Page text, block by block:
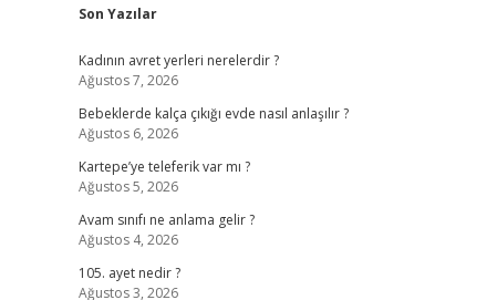
Sidebar
Son Yazılar
Kadının avret yerleri nerelerdir ?
Ağustos 7, 2026
Bebeklerde kalça çıkığı evde nasıl anlaşılır ?
Ağustos 6, 2026
Kartepe’ye teleferik var mı ?
Ağustos 5, 2026
Avam sınıfı ne anlama gelir ?
Ağustos 4, 2026
105. ayet nedir ?
Ağustos 3, 2026